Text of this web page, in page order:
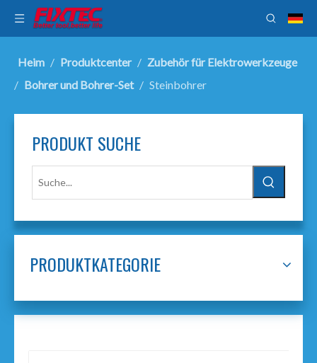
Heim / Produktcenter / Zubehör für Elektrowerkzeuge
/ Bohrer und Bohrer-Set / Steinbohrer
PRODUKT SUCHE
PRODUKTKATEGORIE